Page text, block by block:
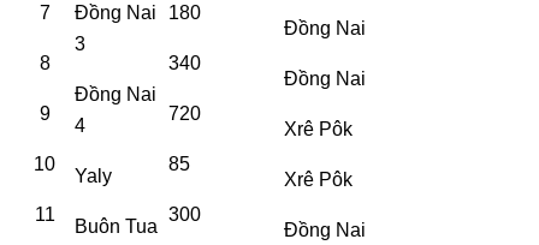
7
8
9
10
11
Đồng Nai
3
Đồng Nai
4
Yaly
Buôn Tua
180
340
720
85
300
Đồng Nai
Đồng Nai
Xrê Pôk
Xrê Pôk
Đồng Nai